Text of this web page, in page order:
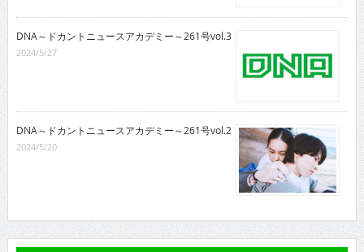
DNA～ドカントニュースアカデミー～261号vol.3
2024/5/27
DNA～ドカントニュースアカデミー～261号vol.2
2024/5/20